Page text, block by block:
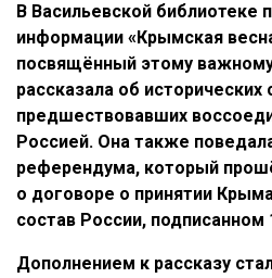
В Васильевской библиотеке
информации «Крымская
посвящённый этому
рассказала об исторических
предшествовавших
Россией. Она также
референдума, который
о договоре о принятии
состав России,
Дополнением к рассказу